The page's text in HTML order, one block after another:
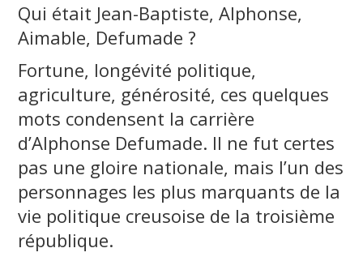
Qui était Jean-Baptiste, Alphonse,
Aimable, Defumade ?
Fortune, longévité politique,
agriculture, générosité, ces quelques
mots condensent la carrière
d’Alphonse Defumade. Il ne fut certes
pas une gloire nationale, mais l’un des
personnages les plus marquants de la
vie politique creusoise de la troisième
république.